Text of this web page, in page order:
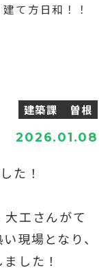
建て方日和！！
建築課 曽根
2026.01.08
た！
工さんがて
現場となり、
した！